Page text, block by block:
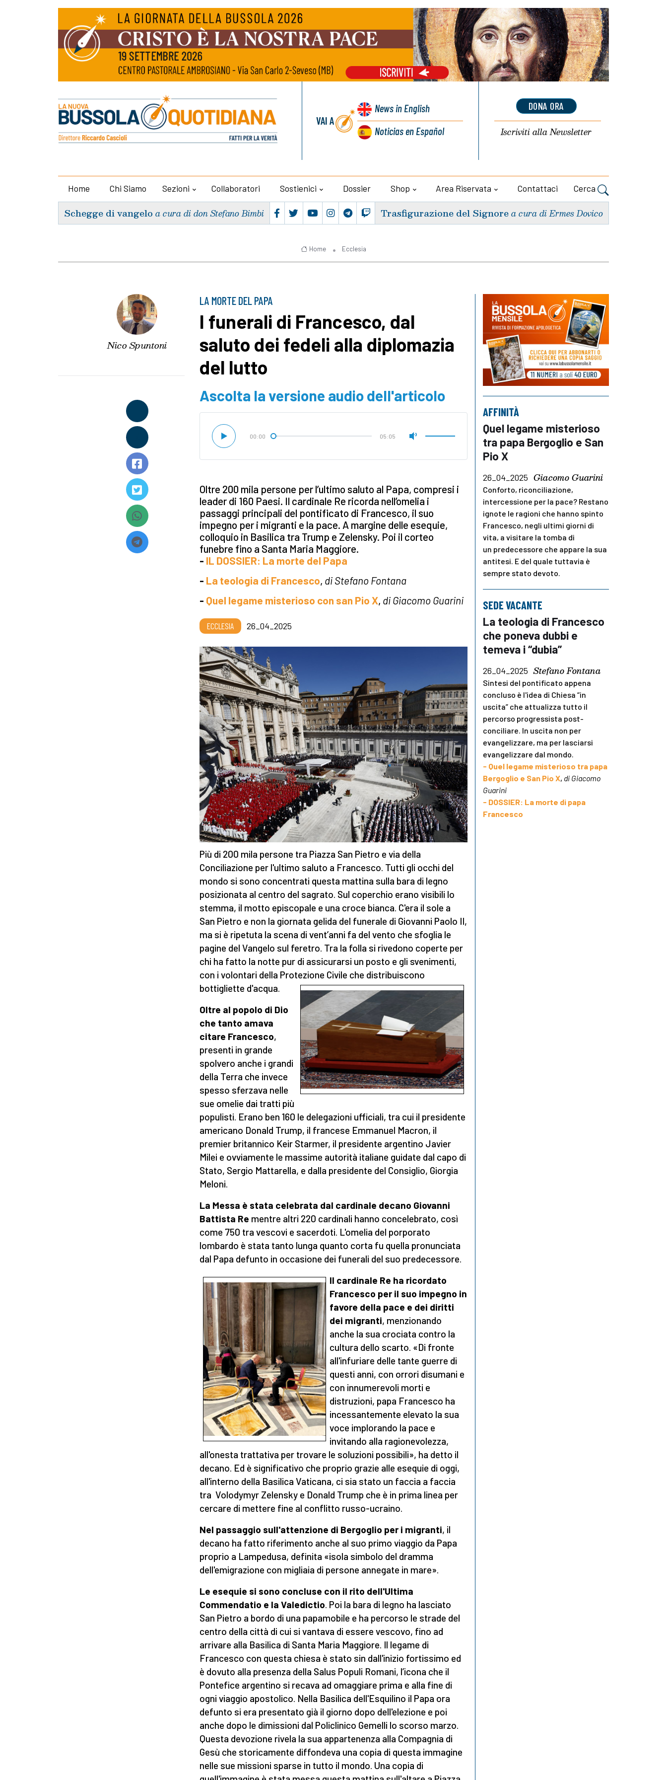
VAI A
Newsin English
Noticiasen Español
DONA ORA
Iscriviti allaNewsletter
Home Chi Siamo Sezioni Collaboratori Sostienici Dossier Shop Area Riservata Contattaci Cerca
Schegge di vangelo a cura di don Stefano Bimbi Trasfigurazione del Signorea cura di Ermes Dovico
Home Ecclesia
Nico Spuntoni
LA MORTE DEL PAPA
I funerali di Francesco, dal
saluto dei fedeli alla diplomazia
del lutto
Ascolta la versione audio dell'articolo
00:00 05:05
Oltre 200 mila persone per l’ultimo saluto al Papa, compresi i
leader di 160 Paesi. Il cardinale Re ricorda nell’omelia i
passaggi principali del pontificato di Francesco, il suo
impegno per i migranti e la pace. A margine delle esequie,
colloquio in Basilica tra Trump e Zelensky. Poi il corteo
funebre fino a Santa Maria Maggiore.
- IL DOSSIER: La morte del Papa
- La teologia di Francesco, di Stefano Fontana
- Quel legame misterioso con san Pio X, di Giacomo Guarini
ECCLESIA 26_04_2025
Più di 200 mila persone tra Piazza San Pietro e via della
Conciliazione per l'ultimo saluto a Francesco. Tutti gli occhi del
mondo si sono concentrati questa mattina sulla bara di legno
posizionata al centro del sagrato. Sul coperchio erano visibili lo
stemma, il motto episcopale e una croce bianca. C'era il sole a
San Pietro e non la giornata gelida del funerale di Giovanni Paolo II,
ma si è ripetuta la scena di vent’anni fa del vento che sfoglia le
pagine del Vangelo sul feretro. Tra la folla si rivedono coperte per
chi ha fatto la notte pur di assicurarsi un posto e gli svenimenti,
con i volontari della Protezione Civile che distribuiscono
bottigliette d'acqua.
Oltre al popolo di Dio
che tanto amava
citare Francesco,
presenti in grande
spolvero anche i grandi
della Terra che invece
spesso sferzava nelle
sue omelie dai tratti più
populisti. Erano ben 160 le delegazioni ufficiali, tra cui il presidente
americano Donald Trump, il francese Emmanuel Macron, il
premier britannico Keir Starmer, il presidente argentino Javier
Milei e ovviamente le massime autorità italiane guidate dal capo di
Stato, Sergio Mattarella, e dalla presidente del Consiglio, Giorgia
Meloni.
La Messa è stata celebrata dal cardinale decano Giovanni
Battista Re mentre altri 220 cardinali hanno concelebrato, così
come 750 tra vescovi e sacerdoti. L'omelia del porporato
lombardo è stata tanto lunga quanto corta fu quella pronunciata
dal Papa defunto in occasione dei funerali del suo predecessore.
Il cardinale Re ha ricordato
Francesco per il suo impegno in
favore della pace e dei diritti
dei migranti, menzionando
anche la sua crociata contro la
cultura dello scarto. «Di fronte
all'infuriare delle tante guerre di
questi anni, con orrori disumani e
con innumerevoli morti e
distruzioni, papa Francesco ha
incessantemente elevato la sua
voce implorando la pace e
invitando alla ragionevolezza,
all'onesta trattativa per trovare le soluzioni possibili», ha detto il
decano. Ed è significativo che proprio grazie alle esequie di oggi,
all'interno della Basilica Vaticana, ci sia stato un faccia a faccia
tra Volodymyr Zelensky e Donald Trump che è in prima linea per
cercare di mettere fine al conflitto russo-ucraino.
Nel passaggio sull'attenzione di Bergoglio per i migranti, il
decano ha fatto riferimento anche al suo primo viaggio da Papa
proprio a Lampedusa, definita «isola simbolo del dramma
dell'emigrazione con migliaia di persone annegate in mare».
Le esequie si sono concluse con il rito dell'Ultima
Commendatio e la Valedictio. Poi la bara di legno ha lasciato
San Pietro a bordo di una papamobile e ha percorso le strade del
centro della città di cui si vantava di essere vescovo, fino ad
arrivare alla Basilica di Santa Maria Maggiore. Il legame di
Francesco con questa chiesa è stato sin dall'inizio fortissimo ed
è dovuto alla presenza della Salus Populi Romani, l’icona che il
Pontefice argentino si recava ad omaggiare prima e alla fine di
ogni viaggio apostolico. Nella Basilica dell'Esquilino il Papa ora
defunto si era presentato già il giorno dopo dell'elezione e poi
anche dopo le dimissioni dal Policlinico Gemelli lo scorso marzo.
Questa devozione rivela la sua appartenenza alla Compagnia di
Gesù che storicamente diffondeva una copia di questa immagine
nelle sue missioni sparse in tutto il mondo. Una copia di
AFFINITÀ
Quel legame misterioso
tra papa Bergoglio e San
Pio X
26_04_2025 Giacomo Guarini
Conforto, riconciliazione,
intercessione per la pace? Restano
ignote le ragioni che hanno spinto
Francesco, negli ultimi giorni di
vita, a visitare la tomba di
un predecessore che appare la sua
antitesi. E del quale tuttavia è
sempre stato devoto.
SEDE VACANTE
La teologia di Francesco
che poneva dubbi e
temeva i “dubia”
26_04_2025 Stefano Fontana
Sintesi del pontificato appena
concluso è l'idea di Chiesa “in
uscita” che attualizza tutto il
percorso progressista post-
conciliare. In uscita non per
evangelizzare, ma per lasciarsi
evangelizzare dal mondo.
- Quel legame misterioso tra papa
Bergoglio e San Pio X, di Giacomo
Guarini
- DOSSIER: La morte di papa
Francesco